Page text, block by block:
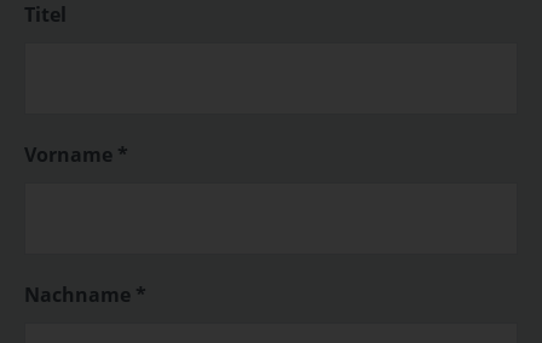
Titel
Vorname *
Nachname *